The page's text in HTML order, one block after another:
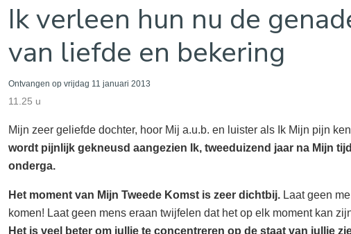
Ik verleen hun nu de
van liefde en bekering
Ontvangen op vrijdag 11 januari 2013
11.25 u
Mijn zeer geliefde dochter, hoor Mij a.u.b. en luister als Ik Mijn pijn
wordt pijnlijk gekneusd aangezien Ik, tweeduizend jaar na Mijn
onderga.
Het moment van Mijn Tweede Komst is zeer dichtbij. Laat geen
komen! Laat geen mens eraan twijfelen dat het op elk moment kan
Het is veel beter om jullie te concentreren op de staat van jullie